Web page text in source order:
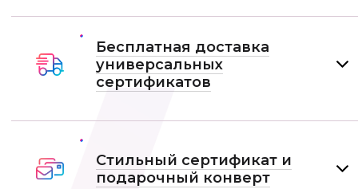
Бесплатная доставка
универсальных
сертификатов
Стильный сертификат и
подарочный конверт